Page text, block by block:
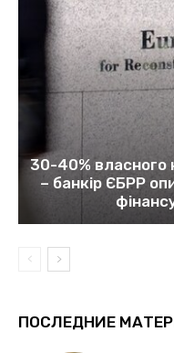
30-40% власного
– банкір ЄБРР
ПОСЛЕДНИЕ